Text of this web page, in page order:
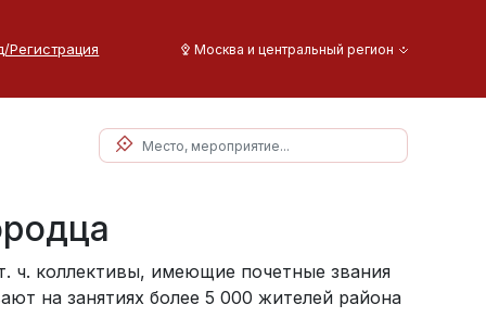
Регистрация Москва и центральный регион
ч. коллективы, имеющие почетные звания
на занятиях более 5 000 жителей района